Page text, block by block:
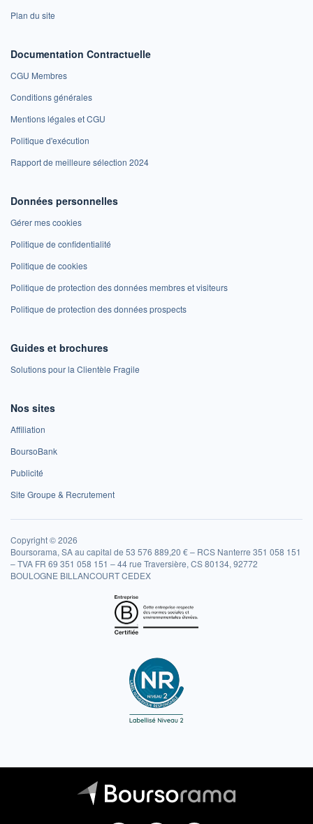
Plan du site
Documentation Contractuelle
CGU Membres
Conditions générales
Mentions légales et CGU
Politique d'exécution
Rapport de meilleure sélection 2024
Données personnelles
Gérer mes cookies
Politique de confidentialité
Politique de cookies
Politique de protection des données membres et visiteurs
Politique de protection des données prospects
Guides et brochures
Solutions pour la Clientèle Fragile
Nos sites
Affiliation
BoursoBank
Publicité
Site Groupe & Recrutement
Copyright © 2026
Boursorama, SA au capital de 53 576 889,20 € – RCS Nanterre 351 058 151
– TVA FR 69 351 058 151 – 44 rue Traversière, CS 80134, 92772
BOULOGNE BILLANCOURT CEDEX